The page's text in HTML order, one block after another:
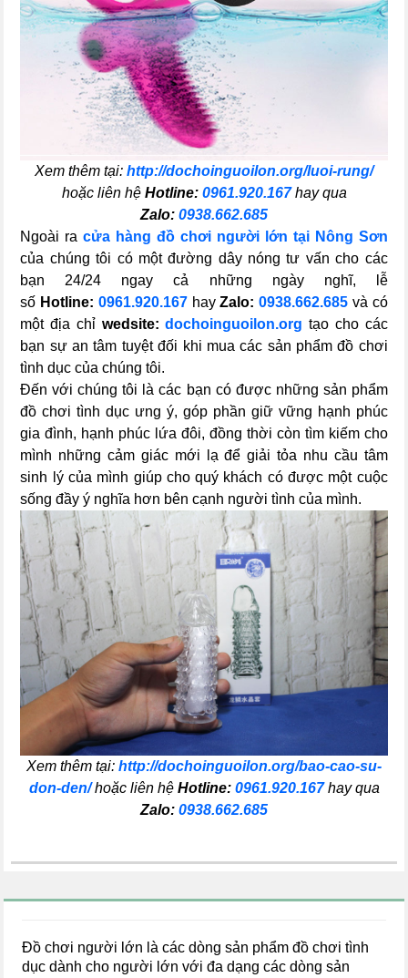
Xem thêm tại: http://dochoinguoilon.org/luoi-rung/
hoặc liên hệ Hotline: 0961.920.167hay qua
Zalo: 0938.662.685
Ngoài racửa hàng đồ chơi người lớn tại Nông Sơn
của chúng tôi có một đường dây nóng tư vấn cho các
bạn 24/24 ngay cả những ngày nghĩ, lễ
số Hotline: 0961.920.167hayZalo:0938.662.685 và có
một địa chỉ wedsite:dochoinguoilon.org tạo cho các
bạn sự an tâm tuyệt đối khi mua các sản phẩm đồ chơi
tình dục của chúng tôi.
Đến với chúng tôi là các bạn có được những sản phẩm
đồ chơi tình dục ưng ý, góp phần giữ vững hạnh phúc
gia đình, hạnh phúc lứa đôi, đồng thời còn tìm kiếm cho
mình những cảm giác mới lạ để giải tỏa nhu cầu tâm
sinh lý của mình giúp cho quý khách có được một cuộc
sống đầy ý nghĩa hơn bên cạnh người tình của mình.
Xem thêm tại: http://dochoinguoilon.org/bao-cao-su-
don-den/hoặc liên hệ Hotline: 0961.920.167hay qua
Zalo: 0938.662.685
Đồ chơi người lớn là các dòng sản phẩm đồ chơi tình
dục dành cho người lớn với đa dạng các dòng sản